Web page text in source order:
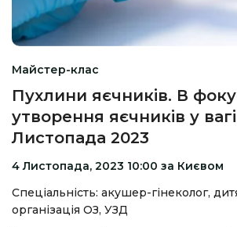
Майстер-клас
Пухлини яєчників. В
утворення яєчників у
Листопада 2023
4 Листопада, 2023 10:00 за Києвом
Спеціальність: акушер-гінеколог,
організація ОЗ, УЗД